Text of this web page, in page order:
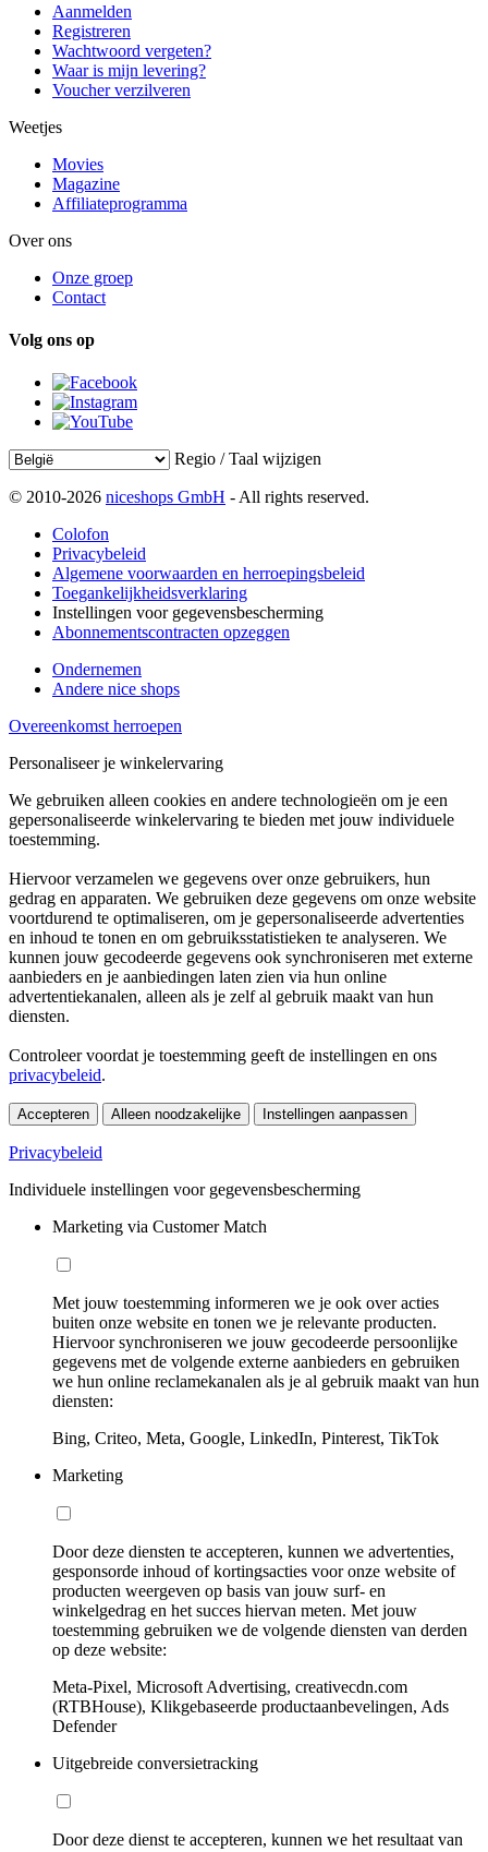
Aanmelden
Registreren
Wachtwoord vergeten?
Waar is mijn levering?
Voucher verzilveren
Weetjes
Movies
Magazine
Affiliateprogramma
Over ons
Onze groep
Contact
Volg ons op
Regio / Taal wijzigen
© 2010-2026 niceshops GmbH - All rights reserved.
Colofon
Privacybeleid
Algemene voorwaarden en herroepingsbeleid
Toegankelijkheidsverklaring
Instellingen voor gegevensbescherming
Abonnementscontracten opzeggen
Ondernemen
Andere nice shops
Overeenkomst herroepen
Personaliseer je winkelervaring
We gebruiken alleen cookies en andere technologieën om je een
gepersonaliseerde winkelervaring te bieden met jouw individuele
toestemming.
Hiervoor verzamelen we gegevens over onze gebruikers, hun
gedrag en apparaten. We gebruiken deze gegevens om onze website
voortdurend te optimaliseren, om je gepersonaliseerde advertenties
en inhoud te tonen en om gebruiksstatistieken te analyseren. We
kunnen jouw gecodeerde gegevens ook synchroniseren met externe
aanbieders en je aanbiedingen laten zien via hun online
advertentiekanalen, alleen als je zelf al gebruik maakt van hun
diensten.
Controleer voordat je toestemming geeft de instellingen en ons
privacybeleid.
Accepteren Alleen noodzakelijke Instellingen aanpassen
Privacybeleid
Individuele instellingen voor gegevensbescherming
Marketing via Customer Match
Met jouw toestemming informeren we je ook over acties
buiten onze website en tonen we je relevante producten.
Hiervoor synchroniseren we jouw gecodeerde persoonlijke
gegevens met de volgende externe aanbieders en gebruiken
we hun online reclamekanalen als je al gebruik maakt van hun
diensten:
Bing, Criteo, Meta, Google, LinkedIn, Pinterest, TikTok
Marketing
Door deze diensten te accepteren, kunnen we advertenties,
gesponsorde inhoud of kortingsacties voor onze website of
producten weergeven op basis van jouw surf- en
winkelgedrag en het succes hiervan meten. Met jouw
toestemming gebruiken we de volgende diensten van derden
op deze website:
Meta-Pixel, Microsoft Advertising, creativecdn.com
(RTBHouse), Klikgebaseerde productaanbevelingen, Ads
Defender
Uitgebreide conversietracking
Door deze dienst te accepteren, kunnen we het resultaat van